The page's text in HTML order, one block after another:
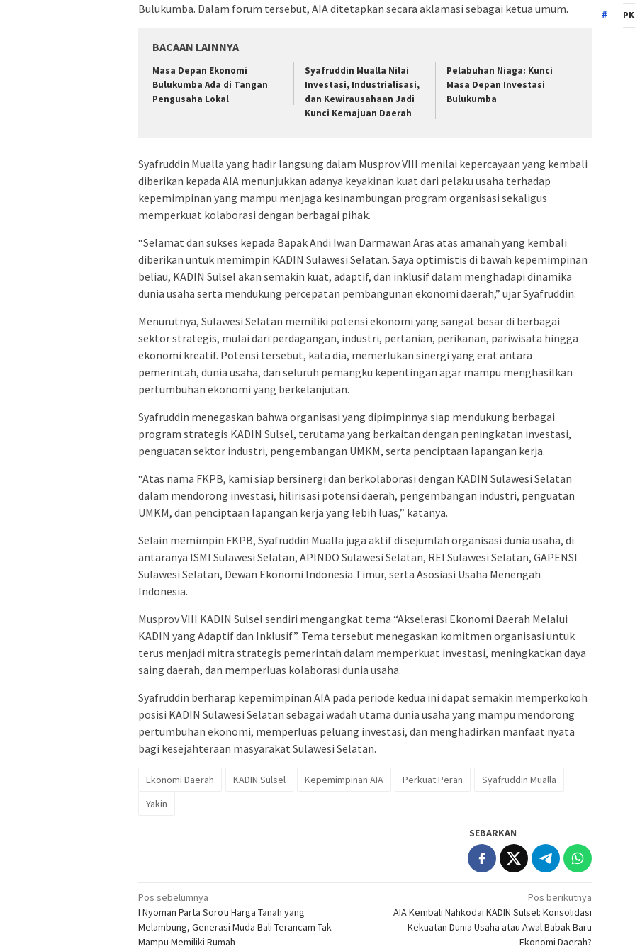
Bulukumba. Dalam forum tersebut, AIA ditetapkan secara aklamasi sebagai ketua umum.
BACAAN LAINNYA
Masa Depan Ekonomi
Bulukumba Ada di Tangan
Pengusaha Lokal
Syafruddin Mualla Nilai
Investasi, Industrialisasi,
dan Kewirausahaan Jadi
Kunci Kemajuan Daerah
Pelabuhan Niaga: Kunci
Masa Depan Investasi
Bulukumba
Syafruddin Mualla yang hadir langsung dalam Musprov VIII menilai kepercayaan yang kembali
diberikan kepada AIA menunjukkan adanya keyakinan kuat dari pelaku usaha terhadap
kepemimpinan yang mampu menjaga kesinambungan program organisasi sekaligus
memperkuat kolaborasi dengan berbagai pihak.
“Selamat dan sukses kepada Bapak Andi Iwan Darmawan Aras atas amanah yang kembali
diberikan untuk memimpin KADIN Sulawesi Selatan. Saya optimistis di bawah kepemimpinan
beliau, KADIN Sulsel akan semakin kuat, adaptif, dan inklusif dalam menghadapi dinamika
dunia usaha serta mendukung percepatan pembangunan ekonomi daerah,” ujar Syafruddin.
Menurutnya, Sulawesi Selatan memiliki potensi ekonomi yang sangat besar di berbagai
sektor strategis, mulai dari perdagangan, industri, pertanian, perikanan, pariwisata hingga
ekonomi kreatif. Potensi tersebut, kata dia, memerlukan sinergi yang erat antara
pemerintah, dunia usaha, dan seluruh pemangku kepentingan agar mampu menghasilkan
pertumbuhan ekonomi yang berkelanjutan.
Syafruddin menegaskan bahwa organisasi yang dipimpinnya siap mendukung berbagai
program strategis KADIN Sulsel, terutama yang berkaitan dengan peningkatan investasi,
penguatan sektor industri, pengembangan UMKM, serta penciptaan lapangan kerja.
“Atas nama FKPB, kami siap bersinergi dan berkolaborasi dengan KADIN Sulawesi Selatan
dalam mendorong investasi, hilirisasi potensi daerah, pengembangan industri, penguatan
UMKM, dan penciptaan lapangan kerja yang lebih luas,” katanya.
Selain memimpin FKPB, Syafruddin Mualla juga aktif di sejumlah organisasi dunia usaha, di
antaranya ISMI Sulawesi Selatan, APINDO Sulawesi Selatan, REI Sulawesi Selatan, GAPENSI
Sulawesi Selatan, Dewan Ekonomi Indonesia Timur, serta Asosiasi Usaha Menengah
Indonesia.
Musprov VIII KADIN Sulsel sendiri mengangkat tema “Akselerasi Ekonomi Daerah Melalui
KADIN yang Adaptif dan Inklusif”. Tema tersebut menegaskan komitmen organisasi untuk
terus menjadi mitra strategis pemerintah dalam memperkuat investasi, meningkatkan daya
saing daerah, dan memperluas kolaborasi dunia usaha.
Syafruddin berharap kepemimpinan AIA pada periode kedua ini dapat semakin memperkokoh
posisi KADIN Sulawesi Selatan sebagai wadah utama dunia usaha yang mampu mendorong
pertumbuhan ekonomi, memperluas peluang investasi, dan menghadirkan manfaat nyata
bagi kesejahteraan masyarakat Sulawesi Selatan.
Ekonomi Daerah KADIN Sulsel Kepemimpinan AIA Perkuat Peran
Syafruddin Mualla
Yakin
SEBARKAN
Navigasi
pos
Pos sebelumnya
I Nyoman Parta Soroti Harga Tanah yang
Melambung, Generasi Muda Bali Terancam Tak
Mampu Memiliki Rumah
Pos berikutnya
AIA Kembali Nahkodai KADIN Sulsel: Konsolidasi
Kekuatan Dunia Usaha atau Awal Babak Baru
Ekonomi Daerah?